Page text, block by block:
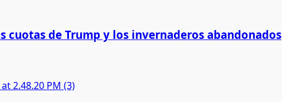
cuotas de Trump y los invernaderos abandonados